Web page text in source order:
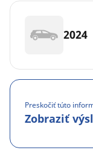
2024
Preskočiť túto
Zobraziť